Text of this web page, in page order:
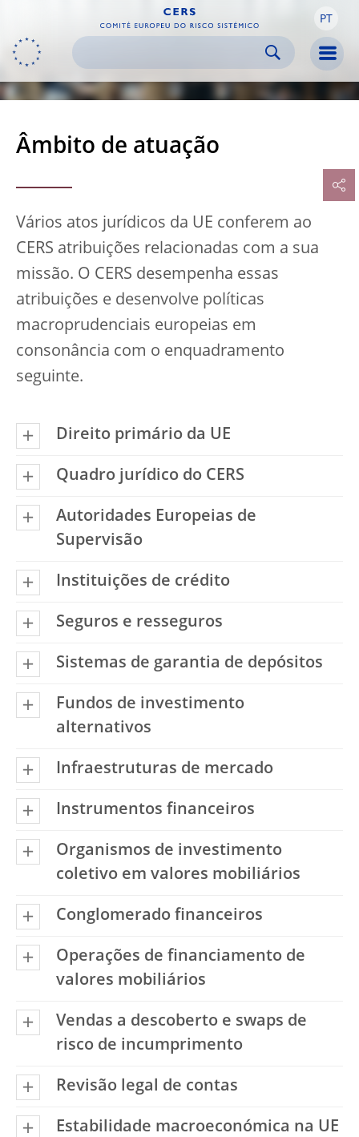
Skip to
navigation
Skip to
content
Skip to
footer PT
Âmbito de atuação
Vários atos jurídicos da UE conferem ao
CERS atribuições relacionadas com a sua
missão. O CERS desempenha essas
atribuições e desenvolve políticas
macroprudenciais europeias em
consonância com o enquadramento
seguinte.
Direito primário da UE
Quadro jurídico do CERS
Autoridades Europeias de
Supervisão
Instituições de crédito
Seguros e resseguros
Sistemas de garantia de depósitos
Fundos de investimento
alternativos
Infraestruturas de mercado
Instrumentos financeiros
Organismos de investimento
coletivo em valores mobiliários
Conglomerado financeiros
Operações de financiamento de
valores mobiliários
Vendas a descoberto e swaps de
risco de incumprimento
Revisão legal de contas
Estabilidade macroeconómica na UE